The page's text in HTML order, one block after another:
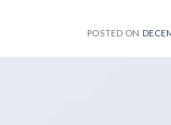
POSTED ON